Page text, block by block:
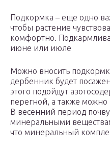
Подкормка – еще одно
чтобы растение
комфортно.
июне или июле
Можно вносить
дербенник будет
этого подойдут
перегной, а также можно
В весенний период почву
минеральными
что минеральный